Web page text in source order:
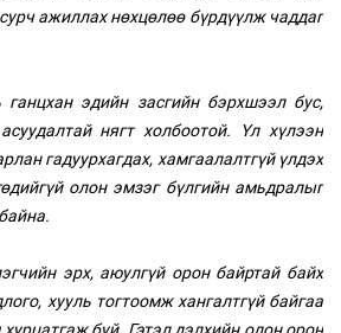
ажиллах нөхцөлөө бүрдүүлж чаддаг
эдийн засгийн бэрхшээл бус,
нягт холбоотой. Үл хүлээн
гадуурхагдах, хамгаалалтгүй үлдэх
олон эмзэг бүлгийн амьдралыг
эрх, аюулгүй орон байртай байх
хууль тогтоомж хангалтгүй байгаа